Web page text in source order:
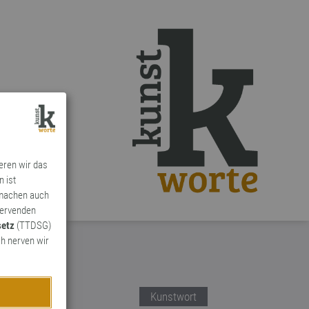
wir das
ist
auch
(TTDSG)
nerven wir
Kunstwort